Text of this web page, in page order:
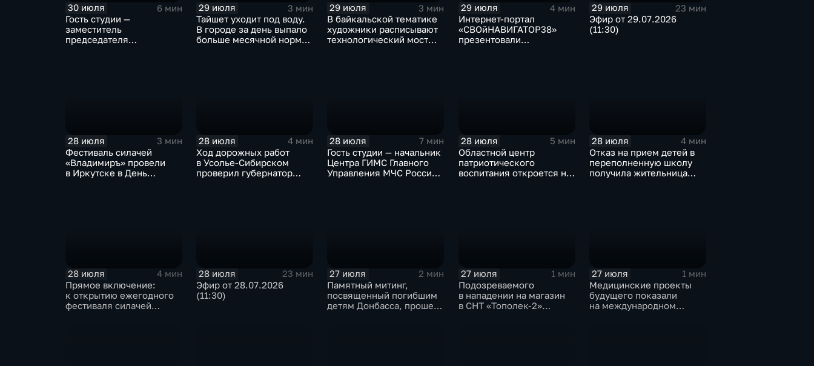
30 июля
6 мин
Гость студии —
заместитель
председателя
29 июля
3 мин
Тайшет уходит под воду.
В городе за день выпало
больше месячной нормы
29 июля
3 мин
В байкальской тематике
художники расписывают
технологический мост
29 июля
4 мин
Интернет-портал
«СВОйНАВИГАТОР38»
презентовали
29 июля
23 мин
Эфир от 29.07.2026
(11:30)
28 июля
3 мин
Фестиваль силачей
«Владимиръ» провели
в Иркутске в День
28 июля
4 мин
Ход дорожных работ
в Усолье-Сибирском
проверил губернатор
28 июля
7 мин
Гость студии — начальник
Центра ГИМС Главного
Управления МЧС России
28 июля
5 мин
Областной центр
патриотического
воспитания откроется на
28 июля
4 мин
Отказ на прием детей в
переполненную школу
получила жительница
28 июля
4 мин
Прямое включение:
к открытию ежегодного
фестиваля силачей
28 июля
23 мин
Эфир от 28.07.2026
(11:30)
27 июля
2 мин
Памятный митинг,
посвященный погибшим
детям Донбасса, прошел
27 июля
1 мин
Подозреваемого
в нападении на магазин
в СНТ «Тополек-2»
27 июля
1 мин
Медицинские проекты
будущего показали
на международном